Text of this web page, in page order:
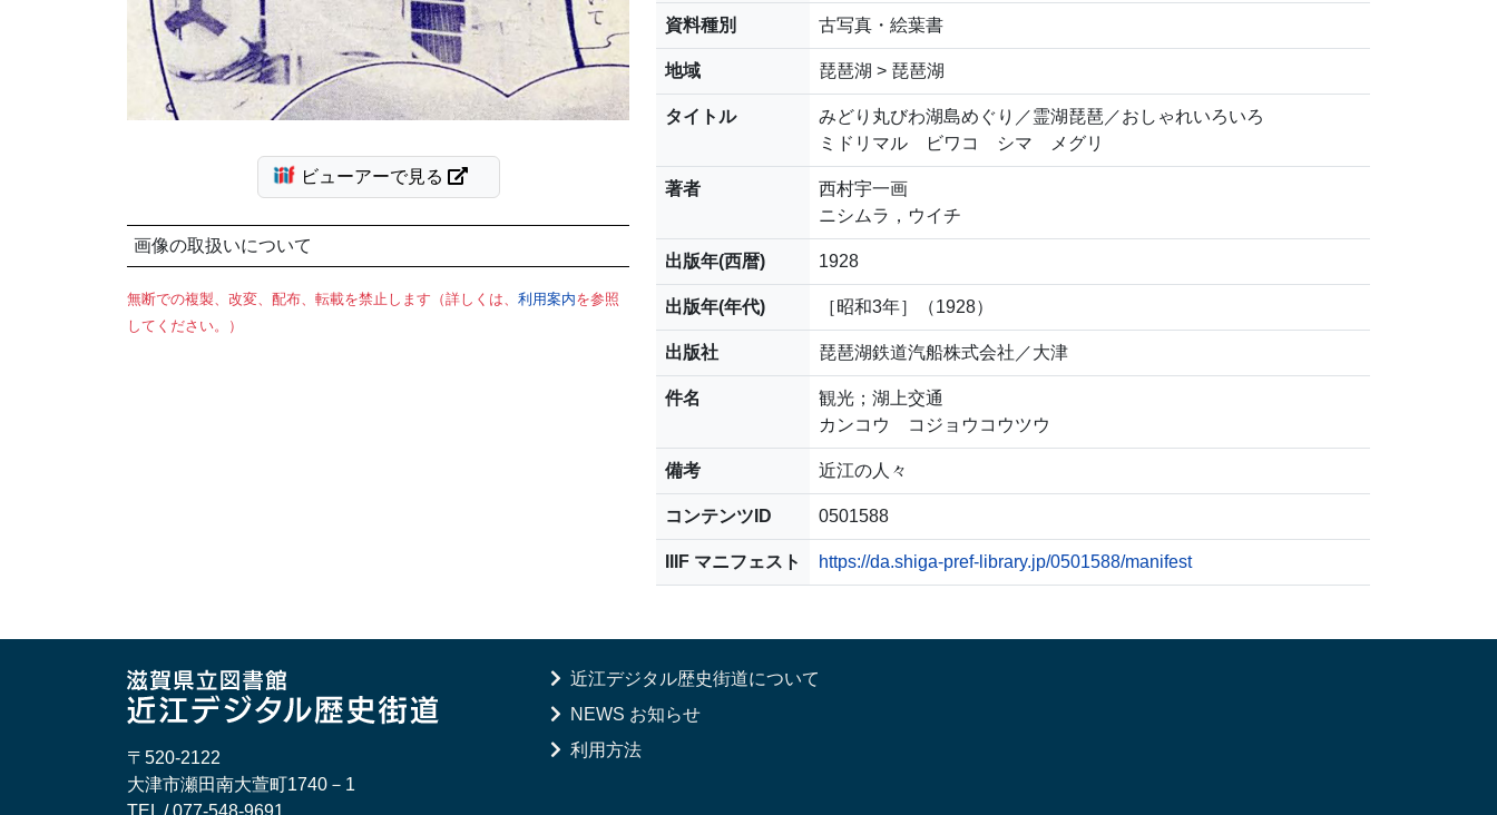
ビューアーで見る
画像の取扱いについて
無断での複製、改変、配布、転載を禁止します（詳しくは、 利用案内を参照
してください。）
資料種別 古写真・絵葉書
地域 琵琶湖 > 琵琶湖
タイトル
みどり丸びわ湖島めぐり／霊湖琵琶／おしゃれいろいろ
ミドリマル ビワコ シマ メグリ
著者
西村宇一画
ニシムラ，ウイチ
出版年(西暦) 1928
出版年(年代) ［昭和3年］（1928）
出版社 琵琶湖鉄道汽船株式会社／大津
件名
観光；湖上交通
カンコウ コジョウコウツウ
備考 近江の人々
コンテンツID 0501588
IIIF マニフェスト https://da.shiga-pref-library.jp/0501588/manifest
〒520-2122
大津市瀬田南大萱町1740－1
TEL / 077-548-9691
近江デジタル歴史街道について
NEWS お知らせ
利用方法